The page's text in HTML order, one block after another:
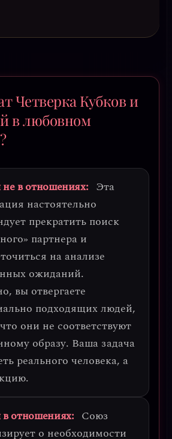
Четверка Кубков и
в любовном
в отношениях: Эта
настоятельно
прекратить поиск
партнера и
на анализе
ожиданий.
вы отвергаете
подходящих людей,
они не соответствуют
образу. Ваша задача
реального человека, а
отношениях: Союз
о необходимости